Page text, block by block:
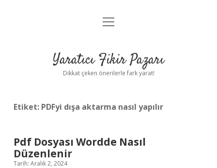
Anasayfa
Yasal Uyarı
menüyü
Yaratıcı Fikir Pazarı
Dikkat çeken önerilerle fark yarat!
Etiket: PDFyi dışa aktarma nasıl yapılır
Pdf Dosyası Wordde Nasıl
Düzenlenir
Tarih: Aralık 2, 2024